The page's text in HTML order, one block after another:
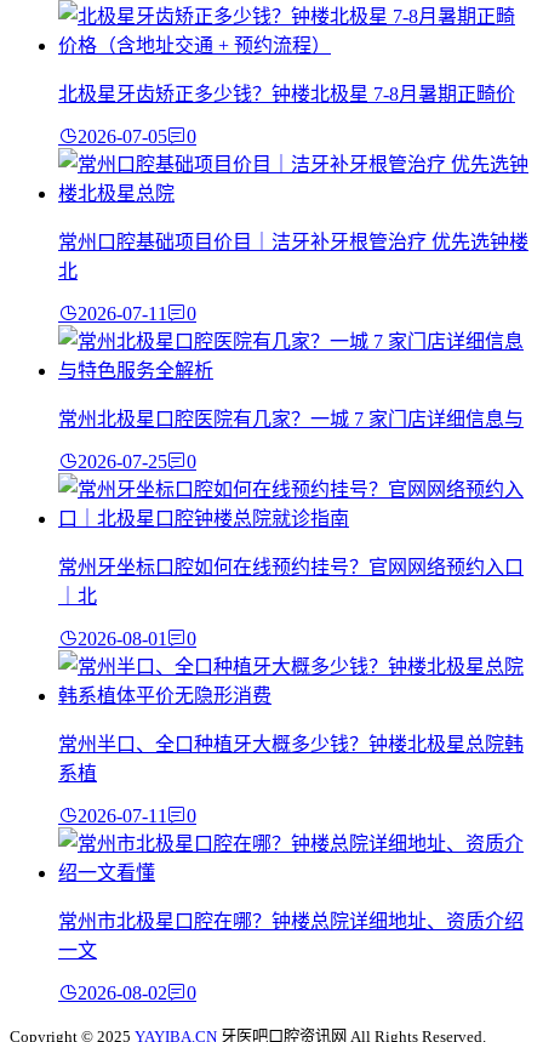
北极星牙齿矫正多少钱？钟楼北极星 7-8月暑期正畸价
2026-07-05 0
常州口腔基础项目价目｜洁牙补牙根管治疗 优先选钟楼
北
2026-07-11 0
常州北极星口腔医院有几家？一城 7 家门店详细信息与
2026-07-25 0
常州牙坐标口腔如何在线预约挂号？官网网络预约入口
｜北
2026-08-01 0
常州半口、全口种植牙大概多少钱？钟楼北极星总院韩
系植
2026-07-11 0
常州市北极星口腔在哪？钟楼总院详细地址、资质介绍
一文
2026-08-02 0
Copyright © 2025 YAYIBA.CN 牙医吧口腔资讯网 All Rights Reserved.